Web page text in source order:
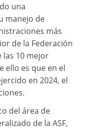
una
manejo de
más
de la Federación
las 10 mejor
ello es que en el
en 2024, el
del área de
de la ASF,